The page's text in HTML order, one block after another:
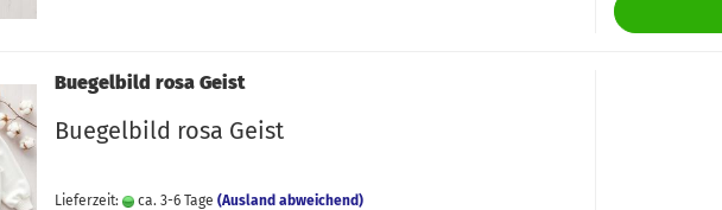
Buegelbild rosa Geist
Buegelbild rosa Geist
Lieferzeit: ca. 3-6 Tage (Ausland abweichend)